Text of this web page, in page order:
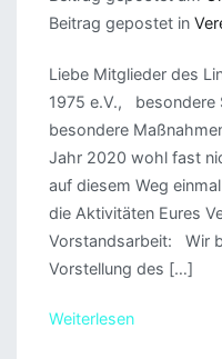
Beitrag gepostet in
Liebe Mitglieder des
1975 e.V., besondere
besondere
Jahr 2020 wohl fast
auf diesem Weg
die Aktivitäten Eures
Vorstandsarbeit: Wir
Vorstellung des […]
Weiterlesen